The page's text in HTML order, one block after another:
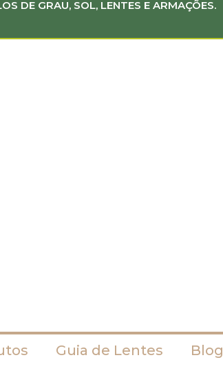
DE GRAU, SOL, LENTES E ARMAÇÕES.
Guia de Lentes Blog